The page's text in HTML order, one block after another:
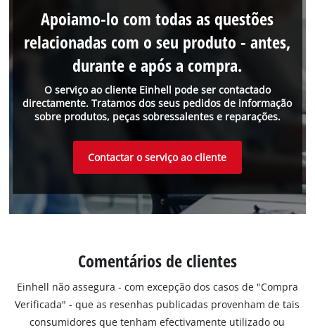
O serviço ao cliente Einhell pode ser contactado
directamente. Tratamos dos seus pedidos de informação
sobre produtos, peças sobressalentes e reparações.
Apoiamo-lo com todas as questões
relacionadas com o seu produto - antes,
durante e após a compra.
Contactar o serviço ao cliente
Comentários de clientes
Einhell não assegura - com excepção dos casos de "Compra
Verificada" - que as resenhas publicadas provenham de tais
consumidores que tenham efectivamente utilizado ou